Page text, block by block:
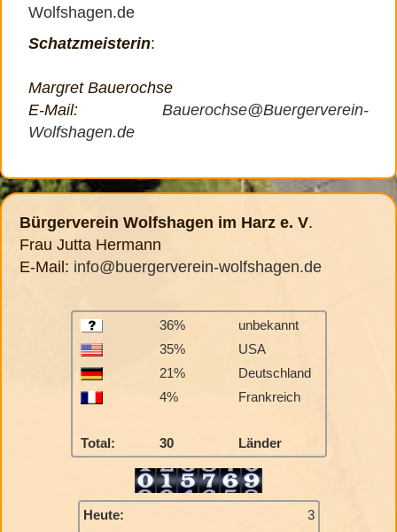
Wolfshagen.de
Schatzmeisterin:
Margret Bauerochse
E-Mail: Bauerochse@Buergerverein-
Wolfshagen.de
Bürgerverein Wolfshagen im Harz e. V.
Frau Jutta Hermann
E-Mail: info@buergerverein-wolfshagen.de
36%
unbekannt
35%
USA
21%
Deutschland
4%
Frankreich
Total: 30 Länder
Heute:
3